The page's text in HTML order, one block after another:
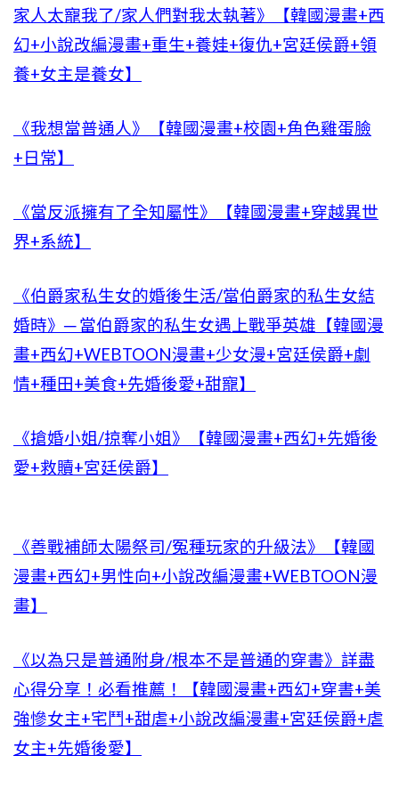
家人太寵我了/家人們對我太執著》【韓國漫畫+西
幻+小說改編漫畫+重生+養娃+復仇+宮廷侯爵+領
養+女主是養女】
《我想當普通人》【韓國漫畫+校園+角色雞蛋臉
+日常】
《當反派擁有了全知屬性》【韓國漫畫+穿越異世
界+系統】
《伯爵家私生女的婚後生活/當伯爵家的私生女結
婚時》─ 當伯爵家的私生女遇上戰爭英雄【韓國漫
畫+西幻+WEBTOON漫畫+少女漫+宮廷侯爵+劇
情+種田+美食+先婚後愛+甜寵】
《搶婚小姐/掠奪小姐》【韓國漫畫+西幻+先婚後
愛+救贖+宮廷侯爵】
《善戰補師太陽祭司/冤種玩家的升級法》【韓國
漫畫+西幻+男性向+小說改編漫畫+WEBTOON漫
畫】
《以為只是普通附身/根本不是普通的穿書》詳盡
心得分享！必看推薦！【韓國漫畫+西幻+穿書+美
強慘女主+宅鬥+甜虐+小說改編漫畫+宮廷侯爵+虐
女主+先婚後愛】